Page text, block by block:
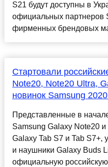
S21 будут доступны в
официальных партнеров
фирменных брендовых
Стартовали
Note20, Note20 Ultra,
новинок Samsung
Представленные в
Samsung Galaxy Note20
Galaxy Tab S7 и Tab
и наушники Galaxy Buds
официальную